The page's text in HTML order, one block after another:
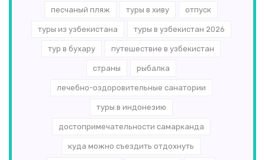
песчаный пляж туры в хиву отпуск
туры из узбекистана туры в узбекистан 2026
тур в бухару путешествие в узбекистан
страны рыбалка
лечебно-оздоровительные санатории
туры в индонезию
достопримечательности самарканда
куда можно съездить отдохнуть